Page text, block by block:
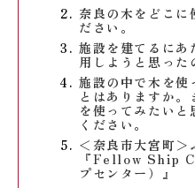
奈良の木をどこに
ださい。
施設を建てるにあ
用しようと思った
施設の中で木を使
とはありますか
を使ってみたいと
ください。
＜奈良市大宮町＞
『Fellow Ship
プセンター）』